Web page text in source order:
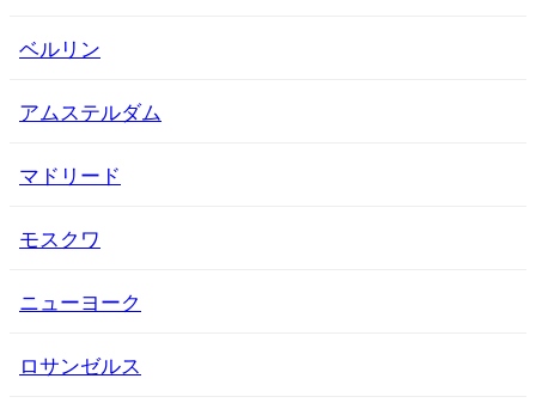
ベルリン
アムステルダム
マドリード
モスクワ
ニューヨーク
ロサンゼルス